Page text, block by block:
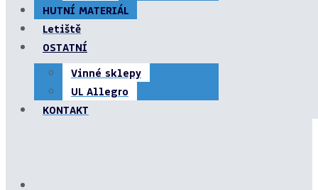
HUTNÍ MATERIÁL
Letiště
OSTATNÍ
Vinné sklepy
UL Allegro
KONTAKT